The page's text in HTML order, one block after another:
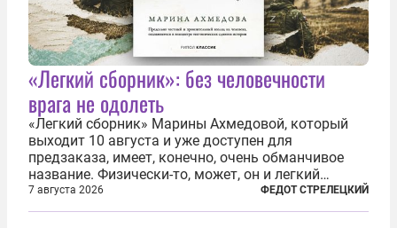
«Легкий сборник»: без человечности
врага не одолеть
«Легкий сборник» Марины Ахмедовой, который
выходит 10 августа и уже доступен для
предзаказа, имеет, конечно, очень обманчивое
название. Физически-то, может, он и легкий
относительно. Но метафизически —
безотносительно тяжелый. Десять рассказов,
7 августа 2026 ФЕДОТ СТРЕЛЕЦКИЙ